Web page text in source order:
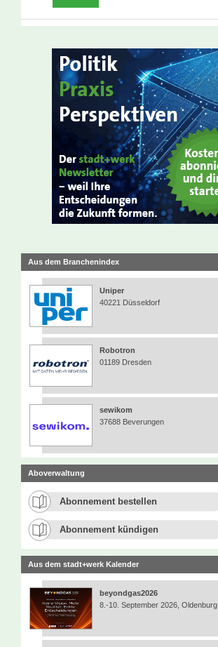
Aus dem Branchenindex
Uniper
40221 Düsseldorf
Robotron
01189 Dresden
sewikom
37688 Beverungen
Aboverwaltung
Abonnement bestellen
Abonnement kündigen
Aus dem stadt+werk Kalender
beyondgas2026
8.-10. September 2026, Oldenburg